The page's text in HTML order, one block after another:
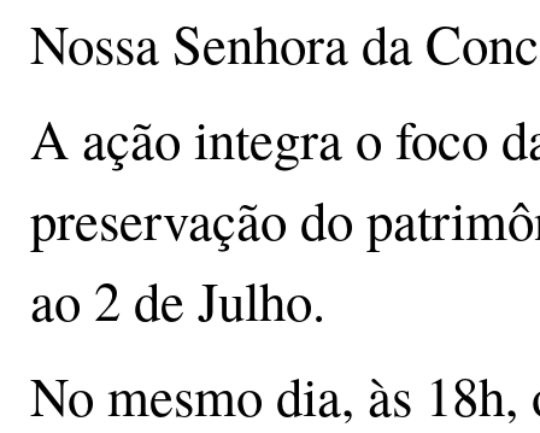
Nossa Senhora da
A ação integra o foco
preservação do
ao 2 de Julho.
No mesmo dia, às